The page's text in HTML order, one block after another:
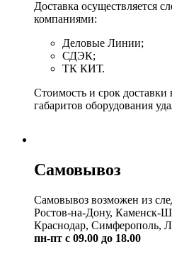
Доставка осуществляется
компаниями:
Деловые Линии;
СДЭК;
ТК КИТ.
Стоимость и срок доставки
габаритов оборудования
Самовывоз
Самовывоз возможен из
Ростов-на-Дону, Каменск-
Краснодар, Симферополь,
пн-пт с 09.00 до 18.00